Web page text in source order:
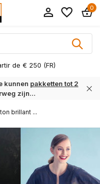
0
de € 250 (FR)
kunnen pakketten tot 2
zijn...
brillant ...